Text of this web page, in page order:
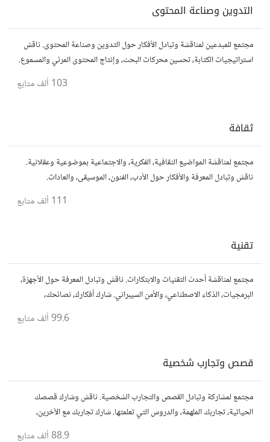
التدوين وصناعة المحتوى
مجتمع للمبدعين لمناقشة وتبادل الأفكار حول التدوين وصناعة المحتوى. ناقش
استراتيجيات الكتابة، تحسين محركات البحث، وإنتاج المحتوى المرئي والمسموع.
103 ألف متابع
ثقافة
مجتمع لمناقشة المواضيع الثقافية، الفكرية، والاجتماعية بموضوعية وعقلانية.
ناقش وتبادل المعرفة والأفكار حول الأدب، الفنون، الموسيقى، والعادات.
111 ألف متابع
تقنية
مجتمع لمناقشة أحدث التقنيات والابتكارات. ناقش وتبادل المعرفة حول الأجهزة،
البرمجيات، الذكاء الاصطناعي، والأمن السيبراني. شارك أفكارك، نصائحك،
99.6 ألف متابع
قصص وتجارب شخصية
مجتمع لمشاركة وتبادل القصص والتجارب الشخصية. ناقش وشارك قصصك
الحياتية، تجاربك الملهمة، والدروس التي تعلمتها. شارك تجاربك مع الآخرين،
88.9 ألف متابع